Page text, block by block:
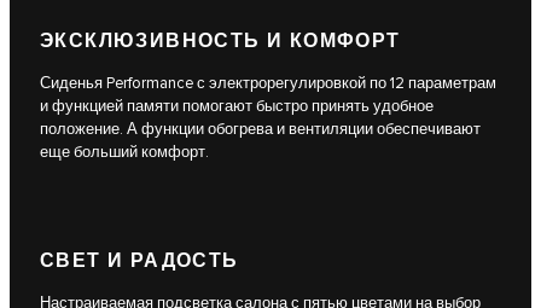
ЭКСКЛЮЗИВНОСТЬ И КОМФОРТ
Сиденья Performance с электрорегулировкой по 12 параметрам
и функцией памяти помогают быстро принять удобное
положение. А функции обогрева и вентиляции обеспечивают
еще больший комфорт.
СВЕТ И РАДОСТЬ
Настраиваемая подсветка салона с пятью цветами на выбор